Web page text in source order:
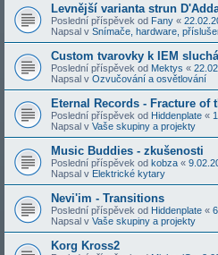
Levnější varianta strun
Poslední příspěvek od Fany «
Napsal v Snímače, hardware,
Custom tvarovky k IEM
Poslední příspěvek od Mektys «
Napsal v Ozvučování a osvětlování
Eternal Records - Fracture of
Poslední příspěvek od Hiddenplate «
Napsal v Vaše skupiny a projekty
Music Buddies - zkušenosti
Poslední příspěvek od kobza «
Napsal v Elektrické kytary
Nevi'im - Transitions
Poslední příspěvek od Hiddenplate «
Napsal v Vaše skupiny a projekty
Korg Kross2